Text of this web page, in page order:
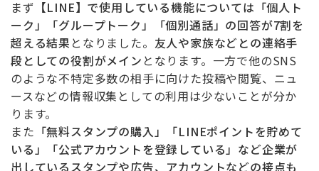
まず 【LINE】で使用している機能については「個人ト
ーク」「グループトーク」「個別通話」の回答が7割を
超える結果 となりました。 友人や家族などとの連絡手
段としての役割がメイン となります。一方で他のSNS
のような不特定多数の相手に向けた投稿や閲覧、ニュ
ースなどの情報収集としての利用は少ないことが分か
ります。
また 「無料スタンプの購入」「LINEポイントを貯めて
いる」「公式アカウントを登録している」など企業が
出しているスタンプや広告、アカウントなどの接点も